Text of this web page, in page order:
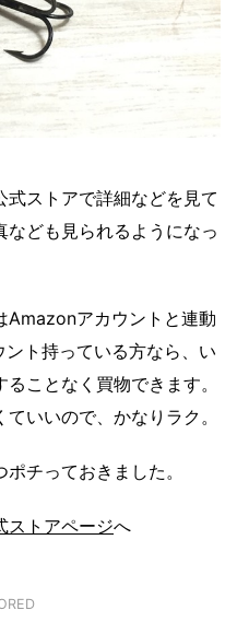
式ストアで詳細などを見て
ども見られるようになっ
Amazonアカウントと連動
ト持っている方なら、い
ことなく買物できます。
いいので、かなりラク。
チっておきました。
ストアページへ